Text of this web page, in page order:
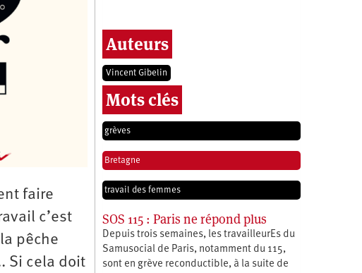
faire
c’est
pêche
Si cela doit
Auteurs
Vincent Gibelin
Mots clés
grèves
Bretagne
travail des femmes
SOS 115 : Paris ne répond plus
Depuis trois semaines, les travailleurEs du
Samusocial de Paris, notamment du 115,
sont en grève reconductible, à la suite de